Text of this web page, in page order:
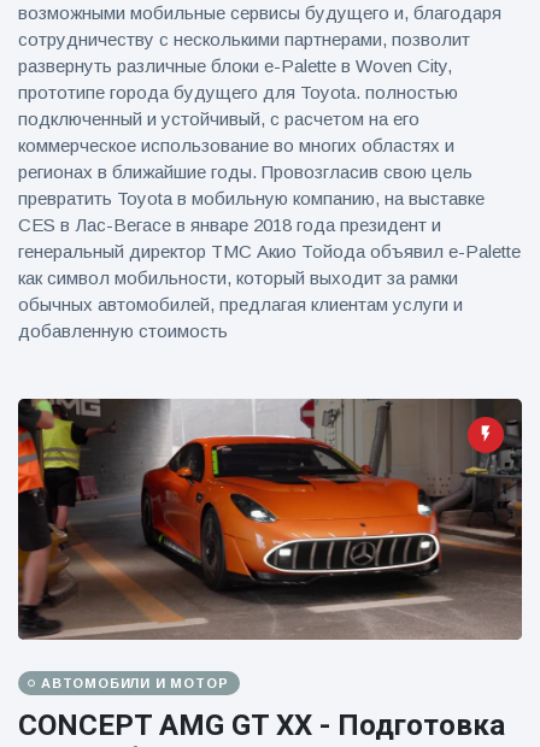
возможными мобильные сервисы будущего и, благодаря
сотрудничеству с несколькими партнерами, позволит
развернуть различные блоки e-Palette в Woven City,
прототипе города будущего для Toyota. полностью
подключенный и устойчивый, с расчетом на его
коммерческое использование во многих областях и
регионах в ближайшие годы. Провозгласив свою цель
превратить Toyota в мобильную компанию, на выставке
CES в Лас-Вегасе в январе 2018 года президент и
генеральный директор TMC Акио Тойода объявил e-Palette
как символ мобильности, который выходит за рамки
обычных автомобилей, предлагая клиентам услуги и
добавленную стоимость
АВТОМОБИЛИ И МОТОР
CONCEPT AMG GT XX - Подготовка